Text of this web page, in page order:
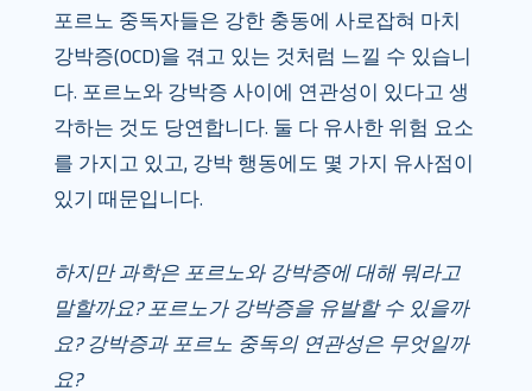
포르노 중독자들은 강한 충동에 사로잡혀 마치
강박증(OCD)을 겪고 있는 것처럼 느낄 수 있습니
다. 포르노와 강박증 사이에 연관성이 있다고 생
각하는 것도 당연합니다. 둘 다 유사한 위험 요소
를 가지고 있고, 강박 행동에도 몇 가지 유사점이
있기 때문입니다.
하지만 과학은 포르노와 강박증에 대해 뭐라고
말할까요? 포르노가 강박증을 유발할 수 있을까
요? 강박증과 포르노 중독의 연관성은 무엇일까
요?